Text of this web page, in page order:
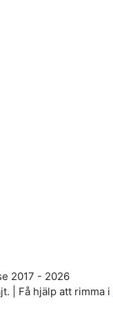
2017 - 2026
| Få hjälp att rimma i